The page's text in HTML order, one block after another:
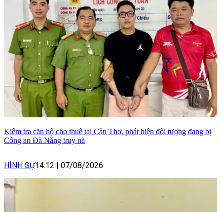
Kiểm tra căn hộ cho thuê tại Cần Thơ, phát hiện đối tượng đang bị
Công an Đà Nẵng truy nã
HÌNH SỰ14:12 07/08/2026